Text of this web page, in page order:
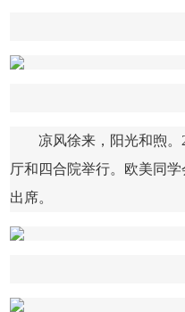
凉风徐来，阳光和煦
厅和四合院举行。欧美同
出席。